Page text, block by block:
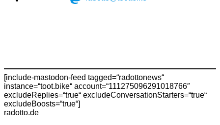
[include-mastodon-feed tagged=“radottonews“
instance=“toot.bike“ account=“111275096291018766″
excludeReplies=“true“ excludeConversationStarters=“true“
excludeBoosts=“true“]
radotto.de